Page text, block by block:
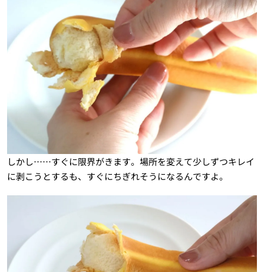
しかし……すぐに限界がきます。場所を変えて少しずつキレイ
に剥こうとするも、すぐにちぎれそうになるんですよ。